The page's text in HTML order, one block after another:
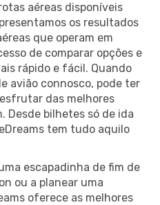
aéreas disponíveis
os resultados
que operam em
de comparar opções e
rápido e fácil. Quando
avião connosco, pode ter
das melhores
Desde bilhetes só de ida
tem tudo aquilo
escapadinha de fim de
ou a planear uma
oferece as melhores